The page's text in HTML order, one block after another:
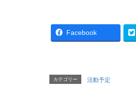
Facebook
カテゴリー 活動予定